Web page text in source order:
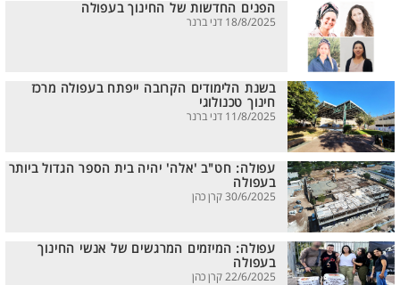
הפנים החדשות של החינוך בעפולה
18/8/2025 דני ברנר
בשנת הלימודים הקרובה ייפתח בעפולה מרכז
חינוך טכנולוגי
11/8/2025 דני ברנר
עפולה: חט"ב 'אלה' יהיה בית הספר הגדול ביותר
בעפולה
30/6/2025 קרן כהן
עפולה: המיזמים המרגשים של אנשי החינוך
בעפולה
22/6/2025 קרן כהן